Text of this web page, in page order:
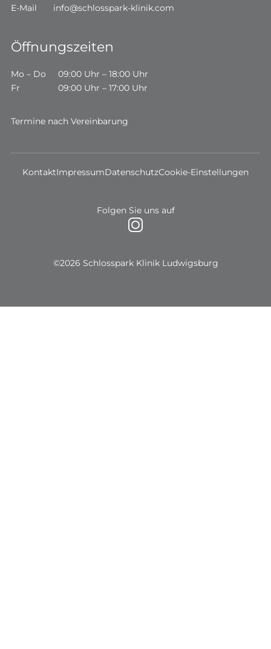
E-Mail info@schlosspark-klinik.com
Öffnungszeiten
Mo – Do
09:00 Uhr – 18:00 Uhr
Fr
09:00 Uhr – 17:00 Uhr
Termine nach Vereinbarung
©2026 Schlosspark Klinik Ludwigsburg
KontaktImpressumDatenschutzCookie-Einstellungen
Folgen Sie uns auf